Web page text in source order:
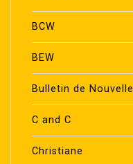
BCW
BEW
Bulletin de Nouvelle
C and C
Christiane